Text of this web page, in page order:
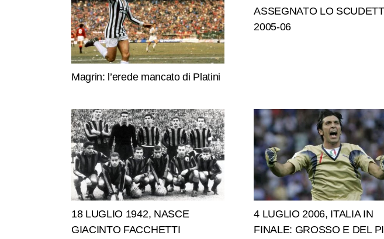
Magrin: l’erede mancato di Platini
ASSEGNATO LO
2005-06
18 LUGLIO 1942, NASCE
GIACINTO FACCHETTI
4 LUGLIO 2006, ITALIA IN
FINALE: GROSSO E DEL